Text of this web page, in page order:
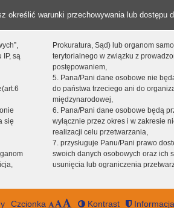
określić warunki przechowywania lub dostępu
IP, są
się
Prokuratura, Sąd) lub organom
terytorialnego w związku z
postępowaniem,
5. Pana/Pani dane osobowe nie
do państwa trzeciego ani do
międzynarodowej,
6. Pana/Pani dane osobowe będą
wyłącznie przez okres i w zakresie
realizacji celu przetwarzania,
7. przysługuje Panu/Pani prawo
swoich danych osobowych oraz ich
usunięcia lub ograniczenia
Czcionka Kontrast